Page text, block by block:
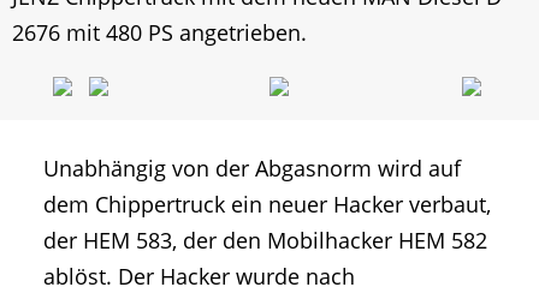
2676 mit 480 PS angetrieben.
Unabhängig von der Abgasnorm wird auf
dem Chippertruck ein neuer Hacker verbaut,
der HEM 583, der den Mobilhacker HEM 582
ablöst. Der Hacker wurde nach